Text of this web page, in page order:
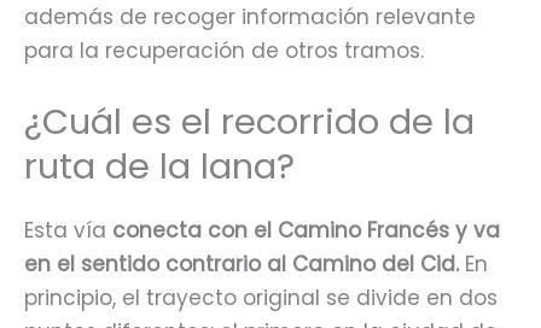
además de recoger información relevante
para la recuperación de otros tramos.
¿Cuál es el recorrido de la
ruta de la lana?
Esta vía conecta con el Camino Francés y va
en el sentido contrario al Camino del Cid. En
principio, el trayecto original se divide en dos